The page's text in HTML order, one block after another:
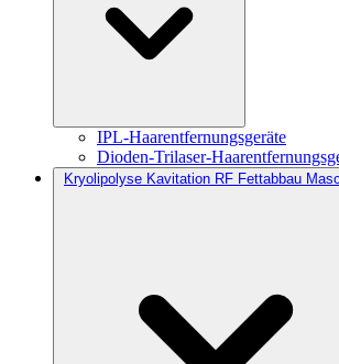
IPL-Haarentfernungsgeräte
Dioden-Trilaser-
Kryolipolyse Kavitation RF Fettabbau